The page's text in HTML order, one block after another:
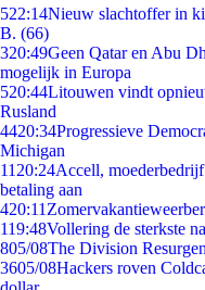
522:14Nieuw slachtoffer in
B. (66)
320:49Geen Qatar en Abu
mogelijk in Europa
520:44Litouwen vindt
Rusland
4420:34Progressieve
Michigan
11 20:24Accell,
betaling aan
420:11
119:48Vollering de sterkste
805/08The Division
3605/08Hackers roven